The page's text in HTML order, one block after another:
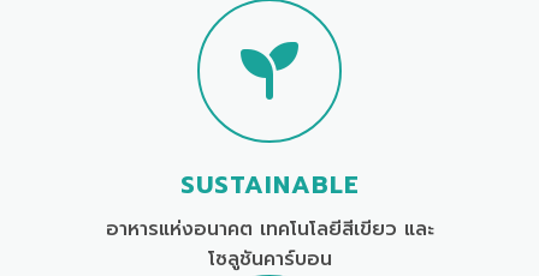
SUSTAINABLE
อาหารแห่งอนาคต เทคโนโลยีสีเขียว และ
โซลูชันคาร์บอน